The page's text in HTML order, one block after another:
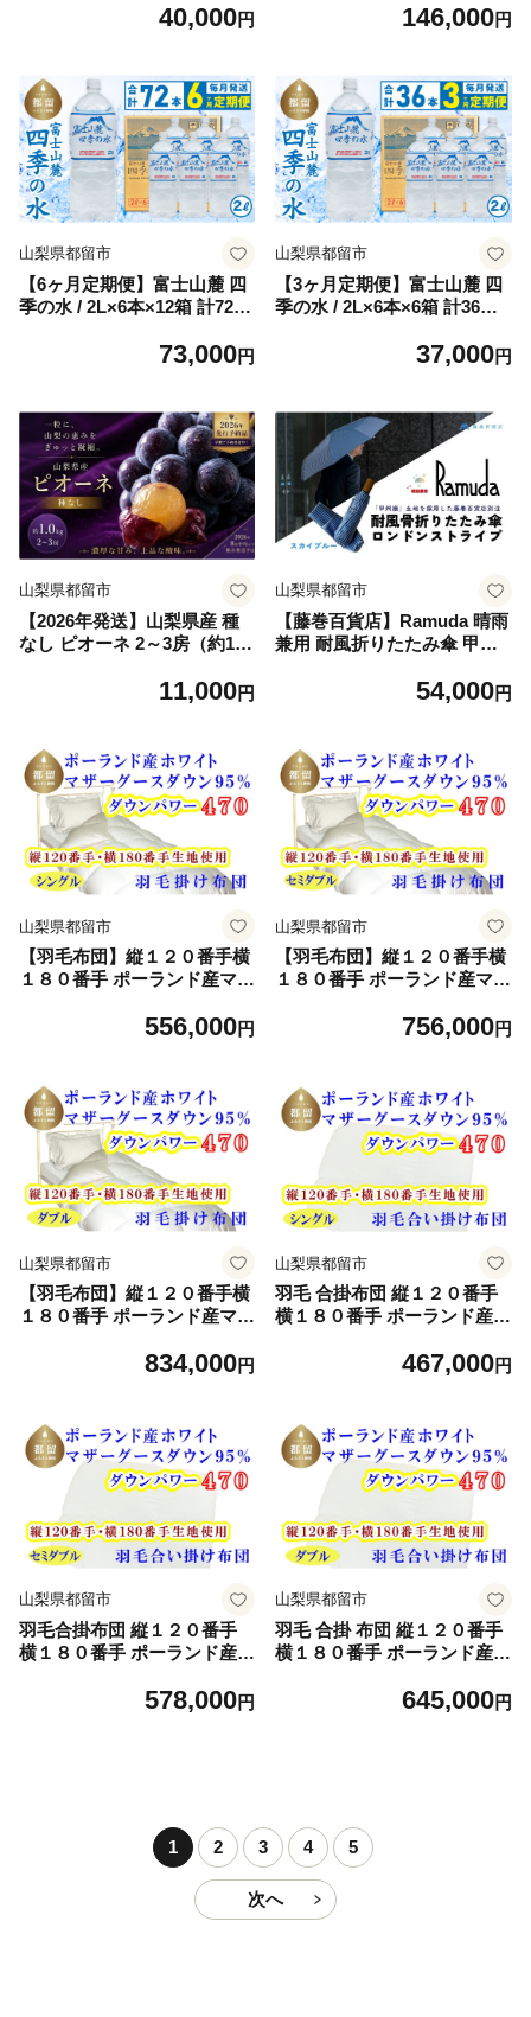
|水 ペットボトル 飲料水 保存
40,000円
水 ペットボトル 飲料水 保存
146,000円
山梨県都留市
【6ヶ月定期便】富士山麓 四
季の水 / 2L×6本×12箱 計72
水 ペットボトル 飲料水 保存
73,000円
山梨県都留市
【3ヶ月定期便】富士山麓 四
季の水 / 2L×6本×6箱 計36
ペットボトル 飲料水 保存水
37,000円
山梨県都留市
【2026年発送】山梨県産 種
なし ピオーネ 2～3房（約1.0
葡萄 ブドウ フルーツ 果物 く
【アズールヤード】
11,000円
山梨県都留市
【藤巻百貨店】Ramuda 晴雨
兼用 耐風折りたたみ傘 甲州
54,000円
山梨県都留市
【羽毛布団】縦１２０番手横
１８０番手 ポーランド産マザ
0 シングル CK310 本掛け
無地 ck000 抗菌防臭加工 SE
K 冬用 羽毛布団 羽毛掛け布
団 本掛け布団 本掛け羽毛布
団 綿100％ サイズ 150×210c
m futon FUTON
556,000円
山梨県都留市
【羽毛布団】縦１２０番手横
１８０番手 ポーランド産マザ
0 セミダブル CK311 本掛け
無地 ck000 抗菌防臭加工 SE
K 冬用 羽毛布団 羽毛掛け布
団 本掛け布団 本掛け羽毛布
団 綿100％ サイズ 170×210c
m futon FUTON
756,000円
山梨県都留市
【羽毛布団】縦１２０番手横
１８０番手 ポーランド産マザ
0 ダブル CK312 本掛け 羽
地 ck000 抗菌防臭加工 SEK
冬用 羽毛布団 羽毛掛け布団
本掛け布団 本掛け羽毛布団
綿100％ サイズ 190×210cm
UMOU FUTON futon
834,000円
山梨県都留市
羽毛 合掛布団 縦１２０番手
横１８０番手 ポーランド産マ
ンパワー470 シングル CK313
467,000円
山梨県都留市
羽毛合掛布団 縦１２０番手
横１８０番手 ポーランド産マ
ー470 セミダブル CK314
578,000円
山梨県都留市
羽毛 合掛 布団 縦１２０番手
横１８０番手 ポーランド産
ー470 ダブル CK315645,000円
1 2 3 4 5
次へ